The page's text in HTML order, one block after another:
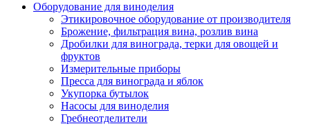
Оборудование для виноделия
Этикировочное оборудование от производителя
Брожение, фильтрация вина, розлив вина
Дробилки для винограда, терки для овощей и
фруктов
Измерительные приборы
Пресса для винограда и яблок
Укупорка бутылок
Насосы для виноделия
Гребнеотделители